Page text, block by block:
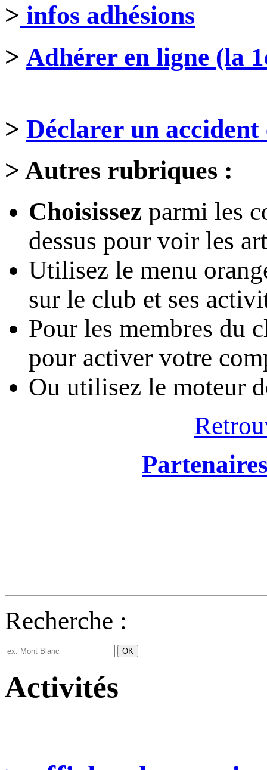
> infos adhésions
> Adhérer en ligne (la
> Déclarer un accident
> Autres rubriques :
Choisissez parmi les
dessus pour voir les
Utilisez le menu
sur le club et ses
Pour les membres du
pour activer votre
Ou utilisez le moteur
Recherche :
Activités